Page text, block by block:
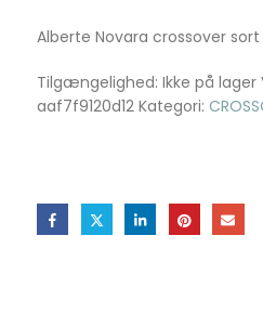
Alberte Novara crossover
Tilgængelighed: Ikke på lager
aaf7f9120d12 Kategori: